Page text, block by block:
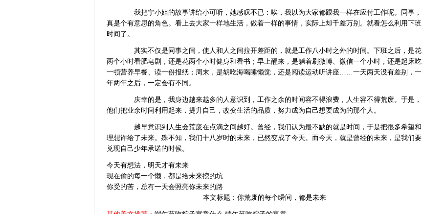
我把宁小姐的故事讲给小可听，她感叹不已：唉，我以为大家都跟我一样在应付工作呢。同事，
真是个有意思的角色。看上去大家一样地生活，做着一样的事情，实际上却千差万别。就看怎么利用下班
时间了。
其实不仅是同事之间，使人和人之间拉开差距的，就是工作八小时之外的时间。下班之后，是花
两个小时看肥皂剧，还是花两个小时健身和看书；早上醒来，是躺着刷微博、微信一个小时，还是起床吃
一顿营养早餐、读一份报纸；周末，是胡吃海喝睡懒觉，还是阅读运动听讲座……一天两天没有差别，一
年两年之后，一定会有不同。
庆幸的是，我身边越来越多的人意识到，工作之余的时间容不得浪费，人生容不得荒废。于是，
他们把业余时间利用起来，提升自己，改变生活的品质，努力成为自己想要成为的那个人。
越早意识到人生会荒废在点滴之间越好。曾经，我们认为最不缺的就是时间，于是把很多希望和
理想许给了未来。殊不知，我们十八岁时的未来，已然变成了今天。而今天，就是曾经的未来，是我们要
兑现自己少年承诺的时候。
今天有想法，明天才有未来
现在偷的每一个懒，都是给未来挖的坑
你受的苦，总有一天会照亮你未来的路
本文标题： 你荒废的每个瞬间，都是未来